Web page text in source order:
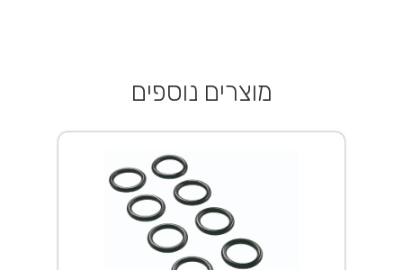
מוצרים נוספים